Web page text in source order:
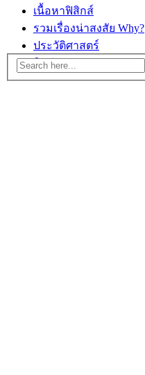
เนื้อหาฟิสิกส์
รวมเรื่องน่าสงสัย Why?
ประวัติศาสตร์
ติดต่อ